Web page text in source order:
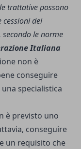
trattative possono
cessioni dei
le norme
Italiana
non è
conseguire
specialistica
è previsto uno
conseguire
un requisito che